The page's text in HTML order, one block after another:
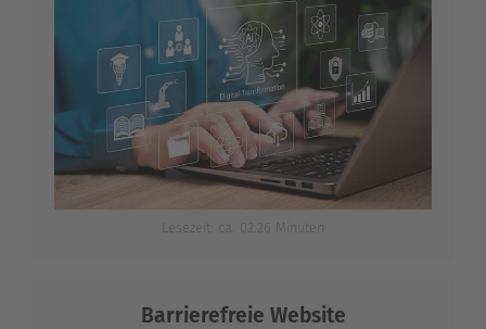
Lesezeit: ca. 02:26 Minuten
Barrierefreie Website